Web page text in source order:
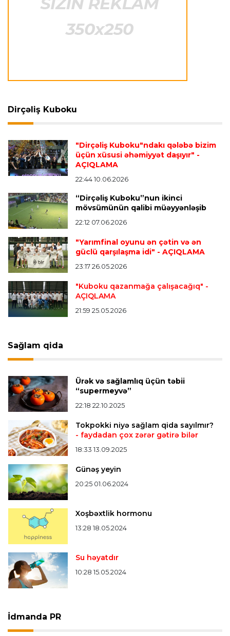
İtaliya S.A. 23:27 06.08.2026
Neapolda Maradonanın adını daşıyan yeni
stadion tikiləcək
"Reyncers" uduzdu, ÇSKA-dan inamlı qələbə
Transfer
İngiltərə P.L. 23:14 06.08.2026
Alexandre Pato İngiltərə klubunun prezidenti
Transfer 23:08 06.08.2026
"Qalatasaray" Leaunun alternativini "Arsenal"da
tapdı
Offside 23:04 06.08.2026
Çimərlik voleybolu üzrə ölkə çempionatında
finalçılar müəyyənləşdi
Konfrans liqası
"Qarabağ" "Dinamo"ya minimal hesabla uduzdu
Bütün xəbərlər >>>
Dirçəliş Kuboku
"Dirçəliş Kuboku"ndakı qələbə bizim
üçün xüsusi əhəmiyyət daşıyır" -
AÇIQLAMA
22:44 10.06.2026
“Dirçəliş Kuboku”nun ikinci
mövsümünün qalibi müəyyənləşib
22:12 07.06.2026
"Yarımfinal oyunu ən çətin və ən
güclü qarşılaşma idi" - AÇIQLAMA
23:17 26.05.2026
"Kuboku qazanmağa çalışacağıq" -
AÇIQLAMA
21:59 25.05.2026
Sağlam qida
Ürək və sağlamlıq üçün təbii
“supermeyvə”
22:18 22.10.2025
Tokpokki niyə sağlam qida sayılmır?
- faydadan çox zərər gətirə bilər
18:33 13.09.2025
Günəş yeyin
20:25 01.06.2024
Xoşbəxtlik hormonu
13:28 18.05.2024
Su həyatdır
10:28 15.05.2024
İdmanda PR